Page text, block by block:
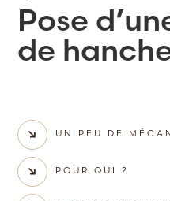
Pose
de
UN PEU DE
POUR QUI ?